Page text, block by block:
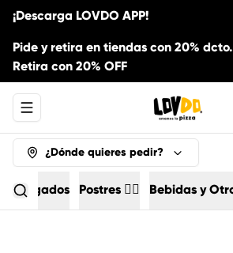
¡Descarga LOVDO APP!
Pide y retira en tiendas con 20%
Retira con 20% OFF
Abrir menu de navegación
¿Dónde quieres pedir?
Agregados Postres 🏄🏻 Bebidas y